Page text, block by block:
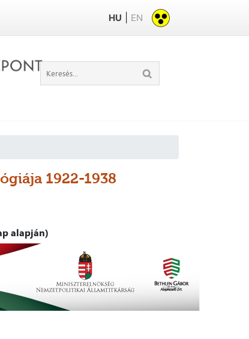
HU EN
1922-1938
alapján)